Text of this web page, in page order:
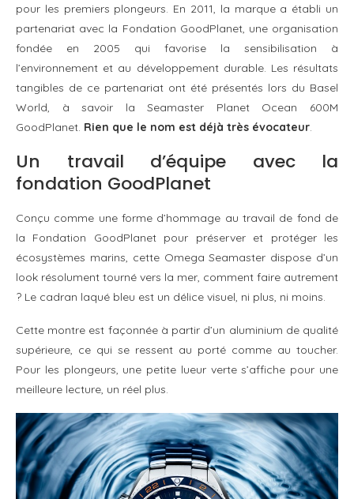
pour les premiers plongeurs. En 2011, la marque a établi un
partenariat avec la Fondation GoodPlanet, une organisation
fondée en 2005 qui favorise la sensibilisation à
l’environnement et au développement durable. Les résultats
tangibles de ce partenariat ont été présentés lors du Basel
World, à savoir la Seamaster Planet Ocean 600M
GoodPlanet. Rien que le nom est déjà très évocateur.
Un travail d’équipe avec la
fondation GoodPlanet
Conçu comme une forme d’hommage au travail de fond de
la Fondation GoodPlanet pour préserver et protéger les
écosystèmes marins, cette Omega Seamaster dispose d’un
look résolument tourné vers la mer, comment faire autrement
? Le cadran laqué bleu est un délice visuel, ni plus, ni moins.
Cette montre est façonnée à partir d’un aluminium de qualité
supérieure, ce qui se ressent au porté comme au toucher.
Pour les plongeurs, une petite lueur verte s’affiche pour une
meilleure lecture, un réel plus.